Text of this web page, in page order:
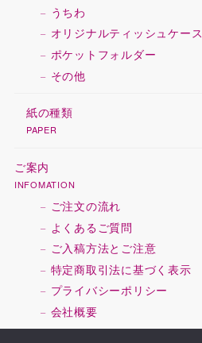
うちわ
オリジナルティッシュケース
ポケットフォルダー
その他
紙の種類
PAPER
ご案内
INFOMATION
ご注文の流れ
よくあるご質問
ご入稿方法とご注意
特定商取引法に基づく表示
プライバシーポリシー
会社概要